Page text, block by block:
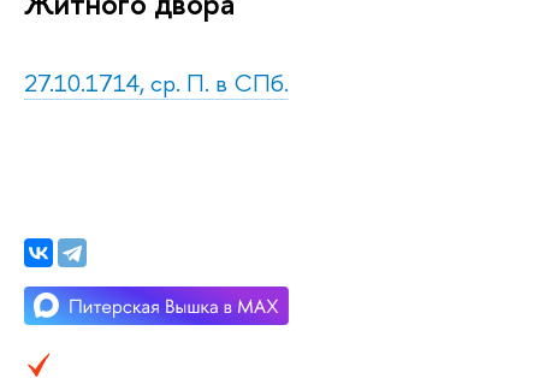
27.10.1714, ср. П. в СПб.